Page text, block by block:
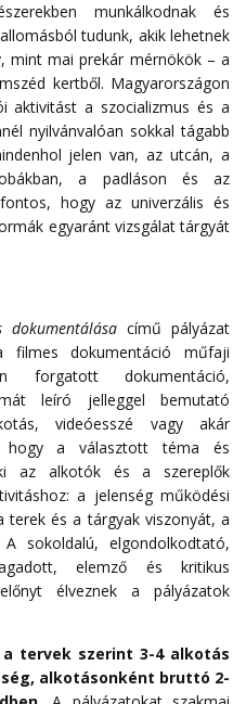
munkálkodnak és
tudunk, akik lehetnek
mint mai prekár mérnökök – a
kertből. Magyarországon
aktivitást a szocializmus és a
nyilvánvalóan sokkal tágabb
jelen van, az utcán, a
a padláson és az
hogy az univerzális és
egyaránt vizsgálat tárgyát
című pályázat
filmes dokumentáció műfaji
forgatott dokumentáció,
leíró jelleggel bemutató
videóesszé vagy akár
hogy a választott téma és
az alkotók és a szereplők
a jelenség működési
terek és a tárgyak viszonyát, a
sokoldalú, elgondolkodtató,
elemző és kritikus
élveznek a pályázatok
tervek szerint 3-4 alkotás
alkotásonként bruttó 2-